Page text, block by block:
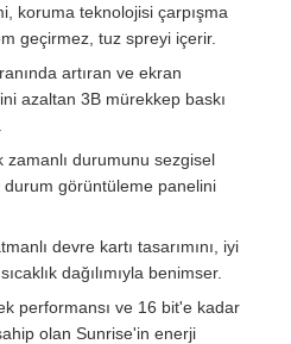
koruma teknolojisi çarpışma
geçirmez, tuz spreyi içerir.
artıran ve ekran
azaltan 3B mürekkep baskı
zamanlı durumunu sezgisel
görüntüleme panelini
devre kartı tasarımını, iyi
dağılımıyla benimser.
performansı ve 16 bit'e kadar
olan Sunrise'in enerji